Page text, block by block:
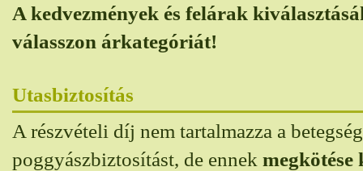
A kedvezmények és felárak
válasszon árkategóriát!
Utasbiztosítás
A részvételi díj nem tartalmazza a
poggyászbiztosítást, de ennek megkötése